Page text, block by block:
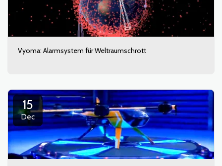
Vyoma: Alarmsystem für Weltraumschrott
15
Dec